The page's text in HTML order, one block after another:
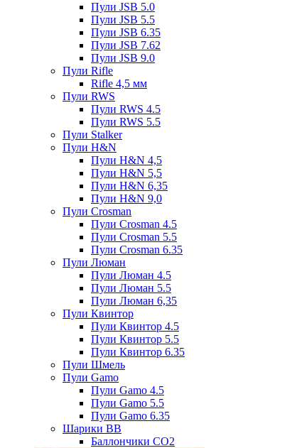
Пули JSB 5.0
Пули JSB 5.5
Пули JSB 6.35
Пули JSB 7.62
Пули JSB 9.0
Пули Rifle
Rifle 4,5 мм
Пули RWS
Пули RWS 4.5
Пули RWS 5.5
Пули Stalker
Пули H&N
Пули H&N 4,5
Пули H&N 5,5
Пули H&N 6,35
Пули H&N 9,0
Пули Crosman
Пули Crosman 4.5
Пули Crosman 5.5
Пули Crosman 6.35
Пули Люман
Пули Люман 4.5
Пули Люман 5.5
Пули Люман 6,35
Пули Квинтор
Пули Квинтор 4.5
Пули Квинтор 5.5
Пули Квинтор 6.35
Пули Шмель
Пули Gamo
Пули Gamo 4.5
Пули Gamo 5.5
Пули Gamo 6.35
Шарики BB
Баллончики CO2